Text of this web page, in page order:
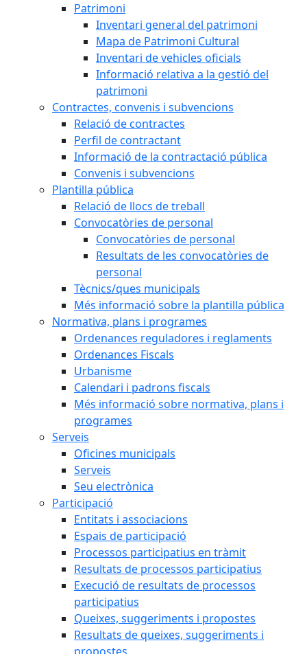
Patrimoni
Inventari general del patrimoni
Mapa de Patrimoni Cultural
Inventari de vehicles oficials
Informació relativa a la gestió del
patrimoni
Contractes, convenis i subvencions
Relació de contractes
Perfil de contractant
Informació de la contractació pública
Convenis i subvencions
Plantilla pública
Relació de llocs de treball
Convocatòries de personal
Convocatòries de personal
Resultats de les convocatòries de
personal
Tècnics/ques municipals
Més informació sobre la plantilla pública
Normativa, plans i programes
Ordenances reguladores i reglaments
Ordenances Fiscals
Urbanisme
Calendari i padrons fiscals
Més informació sobre normativa, plans i
programes
Serveis
Oficines municipals
Serveis
Seu electrònica
Participació
Entitats i associacions
Espais de participació
Processos participatius en tràmit
Resultats de processos participatius
Execució de resultats de processos
participatius
Queixes, suggeriments i propostes
Resultats de queixes, suggeriments i